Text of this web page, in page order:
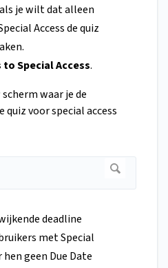
je wilt dat alleen
Access de quiz
to Special Access.
waar je de
quiz voor special access
deadline
met Special
hen geen Due Date